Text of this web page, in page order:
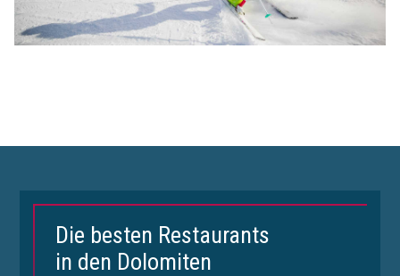
Die besten Restaurants
in den Dolomiten